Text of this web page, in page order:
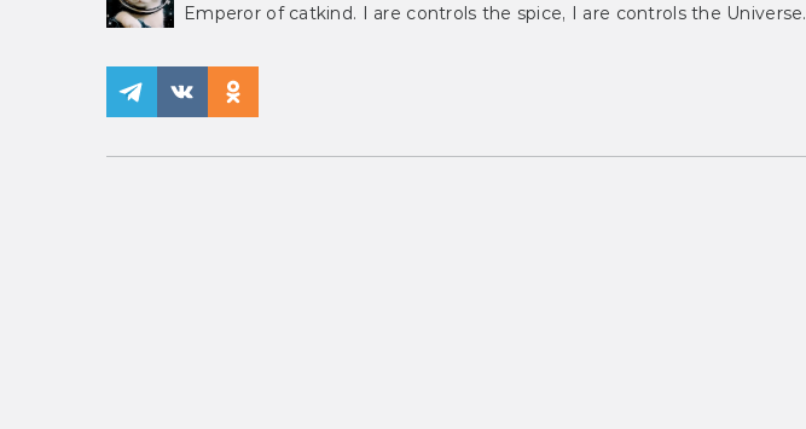
Emperor of catkind. I are controls the spice, I are controls the Universe.